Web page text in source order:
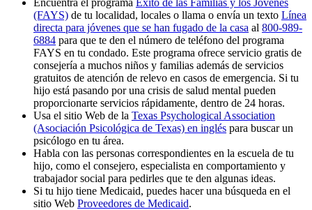
Encuentra el programa Éxito de las Familias y los Jóvenes
(FAYS) de tu localidad​​​, locales o llama o envía un texto Línea
directa para jóvenes que se han fugado de la casa al 800-989-
6884 para que te den el número de teléfono del programa
FAYS en tu condado. Este programa ofrece servicio gratis de
consejería a muchos niños y familias además de servicios
gratuitos de atención de relevo en casos de emergencia. Si tu
hijo está pasando por una crisis de salud mental pueden
proporcionarte servicios rápidamente, dentro de 24 horas.
Usa el sitio Web de la Texas Psychological Association
(Asociación Psicológica de Texas) en inglés para buscar un
psicólogo en tu área.
Habla con las personas correspondientes en la escuela de tu
hijo, como el consejero, especialista en comportamiento y
trabajador social para pedirles que te den algunas ideas.
Si tu hijo tiene Medicaid, puedes hacer una búsqueda en el
sitio Web Proveedores de Medicaid.